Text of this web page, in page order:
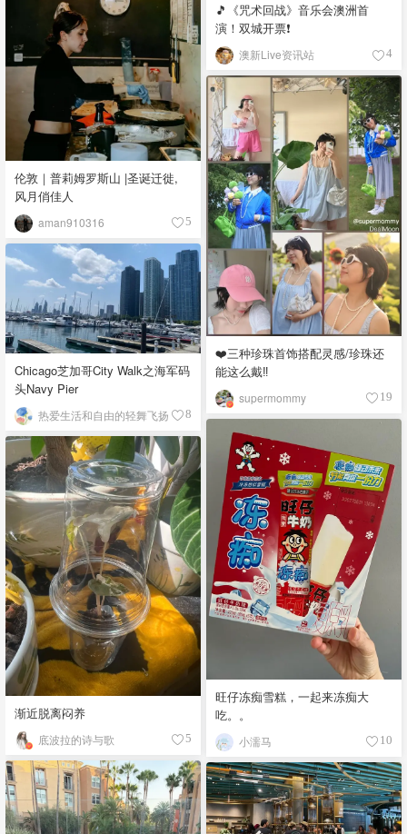
🎵《咒术回战》音乐会澳洲首
演！双城开票❗️
澳新Live资讯站 4
伦敦｜普莉姆罗斯山 |圣诞迁徙,
风月俏佳人
aman910316 5
❤️三种珍珠首饰搭配灵感/珍珠还
能这么戴‼️
supermommy 19
Chicago芝加哥City Walk之海军码
头Navy Pier
热爱生活和自由的轻舞飞扬 8
旺仔冻痴雪糕，一起来冻痴大
吃。。
小濡马 10
渐近脱离闷养
底波拉的诗与歌 5